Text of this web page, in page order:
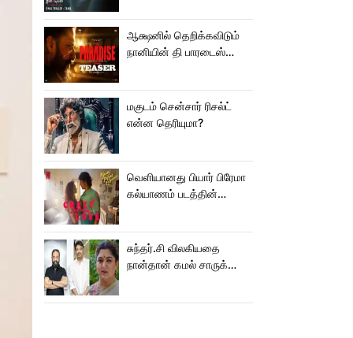
ஆக்ஷனில் தெறிக்கவிடும்
நானியின் தி பாரடைஸ்
மகுடம் சென்சார் ரிசல்ட்
என்ன தெரியுமா?
வெளியானது பியார் பிரேமா
கல்யாணம் படத்தின்
சுந்தர்.சி விலகியதை
நான்தான் கமல் சாருக்கே